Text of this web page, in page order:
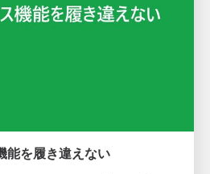
能を履き違えない